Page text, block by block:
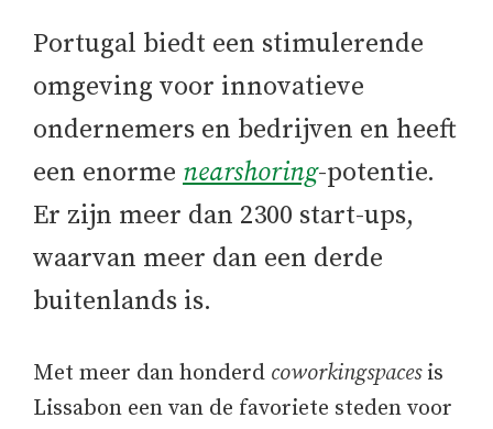
Portugal biedt een stimulerende
omgeving voor innovatieve
ondernemers en bedrijven en heeft
een enorme nearshoring-potentie.
Er zijn meer dan 2300 start-ups,
waarvan meer dan een derde
buitenlands is.
Met meer dan honderd coworkingspaces is
Lissabon een van de favoriete steden voor